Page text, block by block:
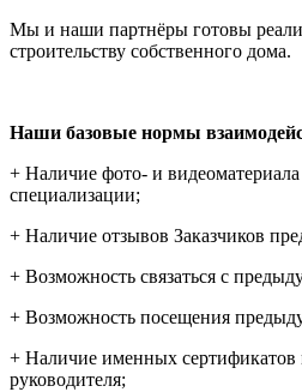
Мы и наши партнёры готовы
строительству собственного дома.
Наши базовые нормы
+ Наличие фото- и
специализации;
+ Наличие отзывов Заказчиков
+ Возможность связаться с
+ Возможность посещения
+ Наличие именных сертификатов
руководителя;